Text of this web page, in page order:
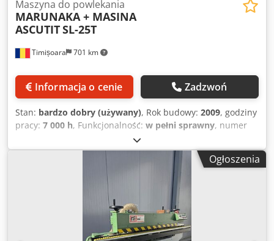
Timișoara 701 km
Maszyna do powlekania
MARUNAKA + MASINA
ASCUTITSL-25T
Informacja o cenie Zadzwoń
Stan: bardzo dobry (używany), Rok budowy: 2009, godziny
pracy: 7 000 h, Funkcjonalność: w pełni sprawny, numer
, Marunaka SL 25 T, z taśmowym
przenośnikiem + urządzeniem do ostrzenia noży, cena i
szczegółowe informacje dostępne drogą mailową. Dedpfx
Ogłoszenia